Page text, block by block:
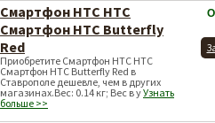
Смартфон HTC HTC
Смартфон HTC Butterfly
Red
Приобретите Смартфон HTC HTC
Смартфон HTC Butterfly Red в
Ставрополе дешевле, чем в других
магазинах.Вес: 0.14 кг; Вес в уУзнать
больше >>